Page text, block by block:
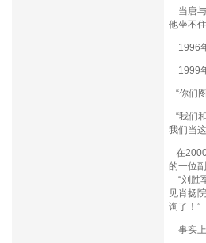
当唐与
他坐不
1996
1999
“你们
“我们
我们当
在
的一位
“刘胜
见肖扬
询了！”
事实上